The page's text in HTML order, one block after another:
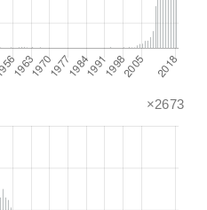
×2673